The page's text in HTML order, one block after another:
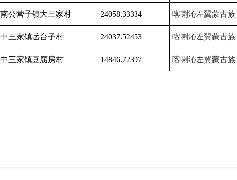
南公营子镇大三家村 24058.33334 喀喇沁左翼蒙古
中三家镇岳台子村 24037.52453 喀喇沁左翼蒙古
中三家镇豆腐房村 14846.72397 喀喇沁左翼蒙古